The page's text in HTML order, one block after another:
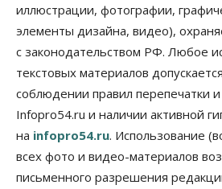
06 Августа 2026, 09:00
Недвижимость
Застройщики
доплатили налоги на сумму
06 Августа 2026, 08:00
Бизнес Власть
От регоператора
погасить долги на два
05 Августа 2026, 19:00
иллюстрации, фотографии,
элементы дизайна, видео),
с законодательством РФ. Любое
текстовых материалов
соблюдении правил перепечатки
Infopro54.ru и наличии активной
на infopro54.ru. Использование
всех фото и видео-материалов
письменного разрешения